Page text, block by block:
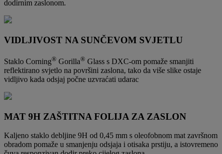
dodirnim zaslonom.
VIDLJIVOST NA SUNČEVOM SVJETLU
Staklo Corning® Gorilla® Glass s DXC-om pomaže smanjiti
reflektirano svjetlo na površini zaslona, tako da više slike ostaje
vidljivo kada odsjaj počne uzvraćati udarac
MAT 9H ZAŠTITNA FOLIJA ZA ZASLON
Kaljeno staklo debljine 9H od 0,45 mm s oleofobnom mat završnom
obradom pomaže u smanjenju odsjaja i otisaka prstiju, a istovremeno